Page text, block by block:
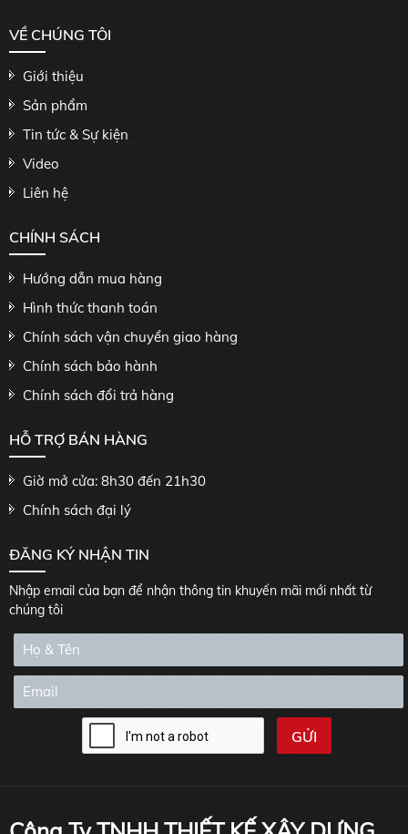
VỀ CHÚNG TÔI
Giới thiệu
Sản phẩm
Tin tức & Sự kiện
Video
Liên hệ
CHÍNH SÁCH
Hướng dẫn mua hàng
Hình thức thanh toán
Chính sách vận chuyển giao hàng
Chính sách bảo hành
Chính sách đổi trả hàng
HỖ TRỢ BÁN HÀNG
Giờ mở cửa: 8h30 đến 21h30
Chính sách đại lý
ĐĂNG KÝ NHẬN TIN
Nhập email của bạn để nhận thông tin khuyến mãi mới nhất từ
chúng tôi